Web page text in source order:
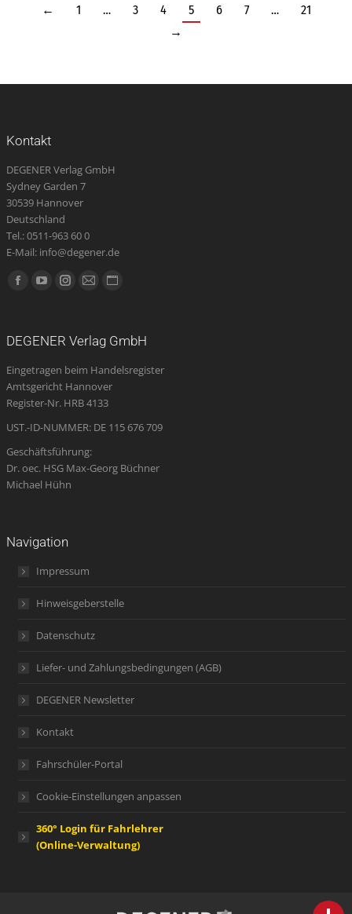
← 1 … 3 4 5 6 7 …
21
→
Kontakt
DEGENER Verlag GmbH
Sydney Garden 7
30539 Hannover
Deutschland
Tel.: 0511-963 60 0
E-Mail: info@degener.de
Finden Sie uns auf:
Facebook
new
window
YouTube
new
window
Instagram
new
window
E-
opens
in
new
Website
new
DEGENER Verlag GmbH
Eingetragen beim Handelsregister
Amtsgericht Hannover
Register-Nr. HRB 4133
UST.-ID-NUMMER: DE 115 676 709
Geschäftsführung:
Dr. oec. HSG Max-Georg Büchner
Michael Hühn
Navigation
Impressum
Hinweisgeberstelle
Datenschutz
Liefer- und Zahlungsbedingungen (AGB)
DEGENER Newsletter
Kontakt
Fahrschüler-Portal
Cookie-Einstellungen anpassen
360° Login für Fahrlehrer
(Online-Verwaltung)